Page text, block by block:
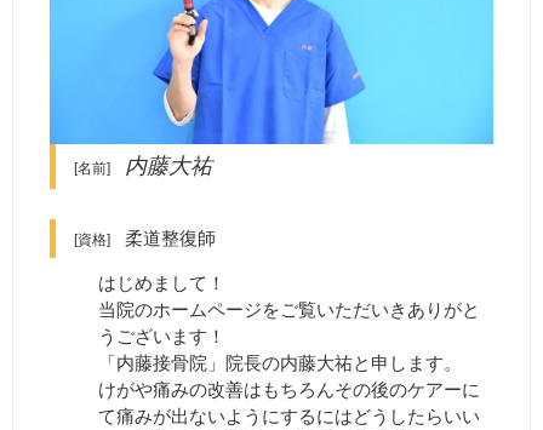
[名前] 内藤大祐
[資格] 柔道整復師
はじめまして！
当院のホームページをご覧いただいきありがと
うございます！
「内藤接骨院」院長の内藤大祐と申します。
けがや痛みの改善はもちろんその後のケアーに
て痛みが出ないようにするにはどうしたらいい